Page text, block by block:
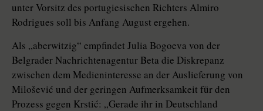
unter Vorsitz des portugiesischen Richters Almiro
Rodrigues soll bis Anfang August ergehen.
Als „aberwitzig“ empfindet Julia Bogoeva von der
Belgrader Nachrichtenagentur Beta die Diskrepanz
zwischen dem Medieninteresse an der Auslieferung von
Milošević und der geringen Aufmerksamkeit für den
Prozess gegen Krstić: „Gerade ihr in Deutschland